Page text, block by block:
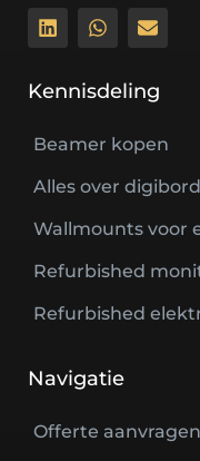
Kennisdeling
Beamer kopen
Alles over
Wallmounts voor
Refurbished
Refurbished
Navigatie
Offerte aanvragen